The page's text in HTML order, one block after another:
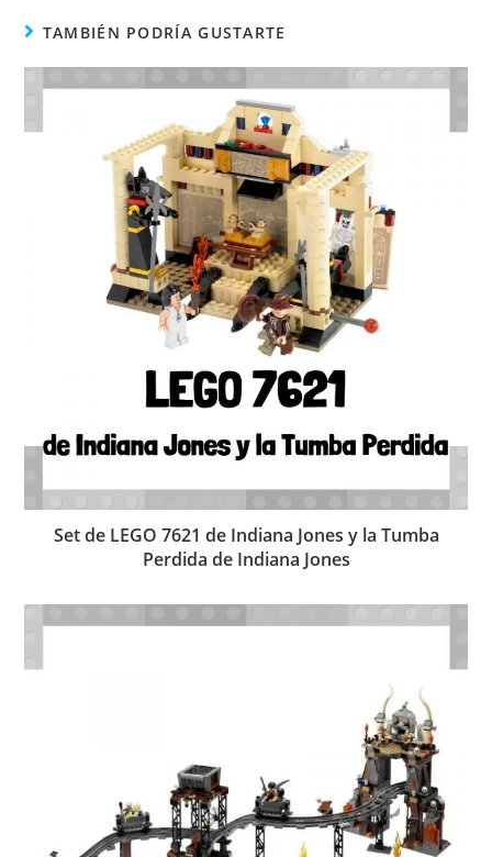
TAMBIÉN PODRÍA GUSTARTE
Set de LEGO 7621 de Indiana Jones y la Tumba
Perdida de Indiana Jones